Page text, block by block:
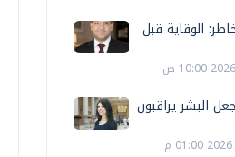
الوقاية قبل
البشر يراقبون